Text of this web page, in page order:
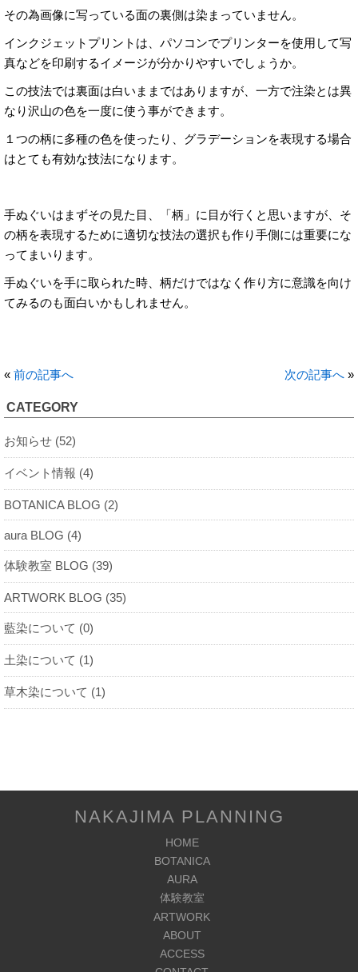
その為画像に写っている面の裏側は染まっていません。
インクジェットプリントは、パソコンでプリンターを使用して写
真などを印刷するイメージが分かりやすいでしょうか。
この技法では裏面は白いままではありますが、一方で注染とは異
なり沢山の色を一度に使う事ができます。
１つの柄に多種の色を使ったり、グラデーションを表現する場合
はとても有効な技法になります。
手ぬぐいはまずその見た目、「柄」に目が行くと思いますが、そ
の柄を表現するために適切な技法の選択も作り手側には重要にな
ってまいります。
手ぬぐいを手に取られた時、柄だけではなく作り方に意識を向け
てみるのも面白いかもしれません。
« 前の記事へ 次の記事へ »
CATEGORY
お知らせ (52)
イベント情報 (4)
BOTANICA BLOG (2)
aura BLOG (4)
体験教室 BLOG (39)
ARTWORK BLOG (35)
藍染について (0)
土染について (1)
草木染について (1)
NAKAJIMA PLANNING
HOME
BOTANICA
AURA
体験教室
ARTWORK
ABOUT
ACCESS